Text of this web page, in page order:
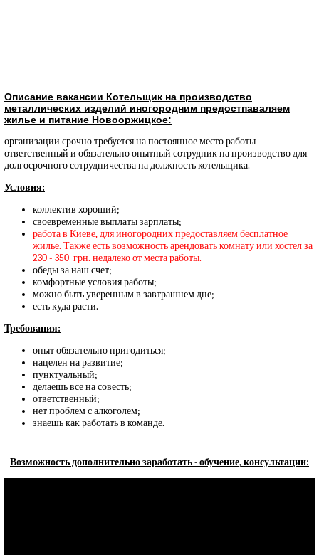
Описание вакансии Котельщик на производство
металлических изделий иногородним предостпаваляем
жилье и питание Новооржицкое:
организации срочно требуется на постоянное место работы
ответственный и обязательно опытный сотрудник на производство для
долгосрочного сотрудничества на должность котельщика.
Условия:
коллектив хороший;
своевременные выплаты зарплаты;
работа в Киеве, для иногородних предоставляем бесплатное
жилье. Также есть возможность арендовать комнату или хостел за
230 - 350 грн. недалеко от места работы.
обеды за наш счет;
комфортные условия работы;
можно быть уверенным в завтрашнем дне;
есть куда расти.
Требования:
опыт обязательно пригодиться;
нацелен на развитие;
пунктуальный;
делаешь все на совесть;
ответственный;
нет проблем с алкоголем;
знаешь как работать в команде.
Возможность дополнительно заработать - обучение, консультации: